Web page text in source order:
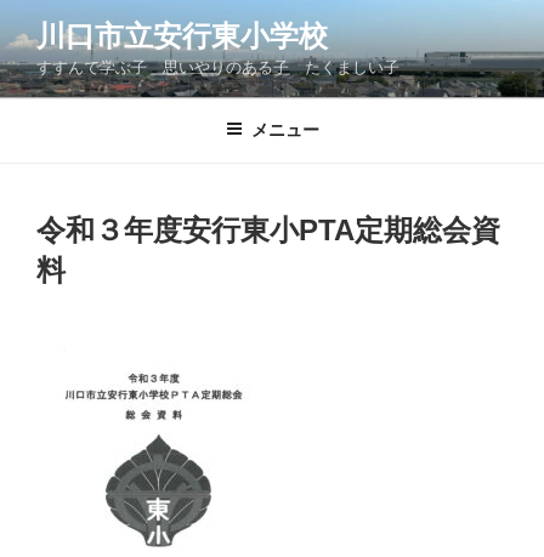
ン
テ
ン
川口市立安行東小学校
すすんで学ぶ子 思いやりのある子 たくましい子
メニュー
令和３年度安行東小PTA定期総会資
料